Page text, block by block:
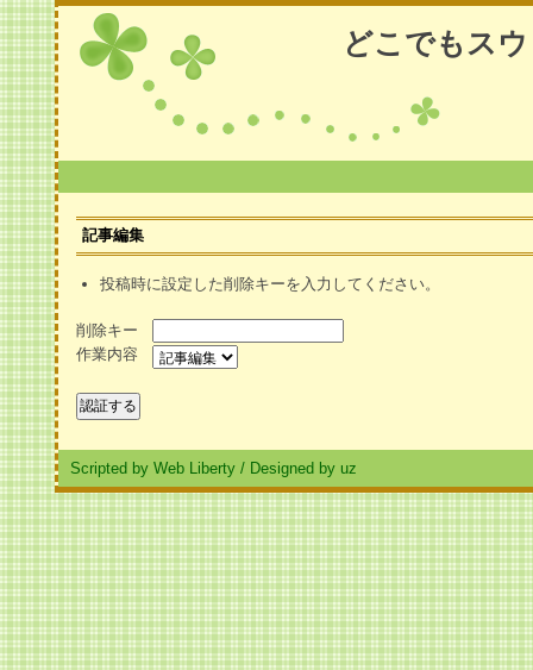
どこでもス
記事編集
投稿時に設定した削除キーを入力してください。
削除キー
作業内容
Scripted by Web Liberty / Designed by uz